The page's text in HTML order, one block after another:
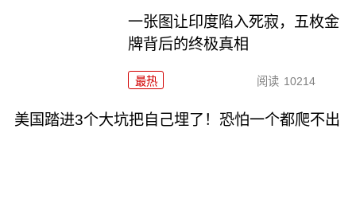
一张图让印度陷入死寂，五枚金
牌背后的终极真相
最热 阅读 10214
美国踏进3个大坑把自己埋了！恐怕一个都爬不出